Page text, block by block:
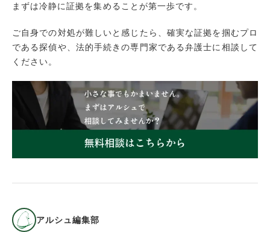
まずは冷静に証拠を集めることが第一歩です。
ご自身での対処が難しいと感じたら、確実な証拠を掴むプロ
である探偵や、法的手続きの専門家である弁護士に相談して
ください。
アルシュ編集部